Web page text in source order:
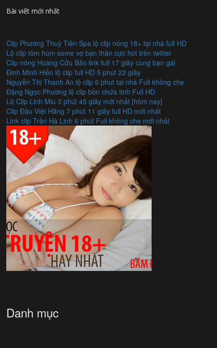
Bài viết mới nhất
Clip Phương Thuỳ Tiên Spa lộ clip nóng 18+ tại nhà full HD
Lộ clip tôm hùm some vợ bạn thân cực hot trên twitter
Clip nóng Hoàng Cửu Bảo link full 17 giây cùng bạn gái
Đinh Minh Hiền lộ clip full HD 5 phút 22 giây
Nguyễn Thị Thanh An lộ clip 6 phut tại nhà Full không che
Đặng Ngọc Phương lộ clip bồn chứa tinh Full HD
Lộ Clip Linh Miu 3 phút 45 giây mới nhất [hôm nay]
Clip Đậu Việt Hằng 7 phút 11 giây full HD mới nhất
Link clip Trần Hà Linh 6 phút Full không che mới nhất
Danh mục